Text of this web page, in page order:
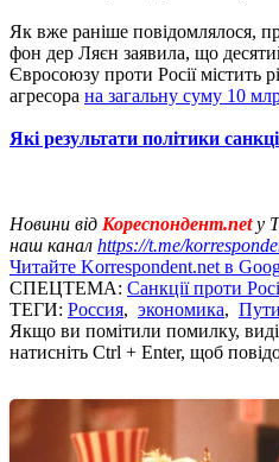
Як вже раніше повідомлялося,
фон дер Ляєн заявила, що
Євросоюзу проти Росії містить
агресора на загальну суму 10
Які результати політики
Новини від Кореспондент.netу
наш канал https://t.me/
Читайте Korrespondent.net в
СПЕЦТЕМА: Санкції проти
ТЕГИ: Россия, экономика,
Якщо ви помітили помилку,
натисніть Ctrl + Enter, щоб